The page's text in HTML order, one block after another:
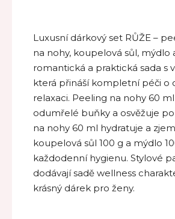
Luxusní dárkový set RŮŽE –
na nohy, koupelová sůl, mýdlo
romantická a praktická sada s
která přináší kompletní péči o
relaxaci. Peeling na nohy 60
odumřelé buňky a osvěžuje
na nohy 60 ml hydratuje a
koupelová sůl 100 g a mýdlo
každodenní hygienu. Stylové
dodávají sadě wellness
krásný dárek pro ženy.